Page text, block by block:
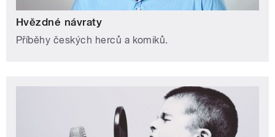
Hvězdné návraty
Příběhy českých herců a komiků.